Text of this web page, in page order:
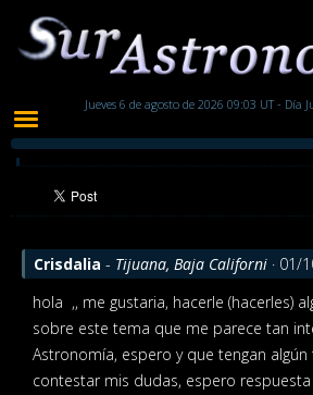
Jueves 6 de agosto de 2026 09:03 UT - Día
Crisdalia - Tijuana, Baja Californi · 01/
hola ,, me gustaria, hacerle (hacerles)
sobre este tema que me parece tan
Astronomía, espero y que tengan
contestar mis dudas, espero